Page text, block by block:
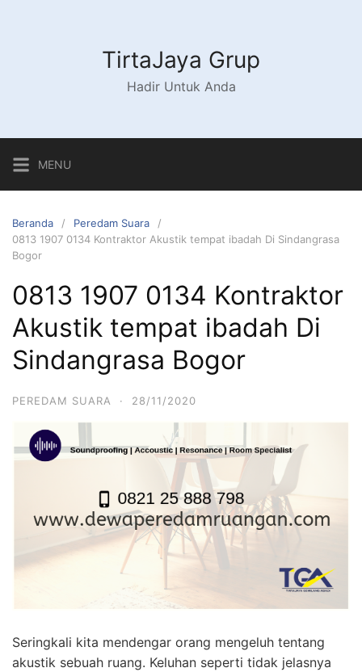
TirtaJaya Grup
Hadir Untuk Anda
MENU
Beranda
Peredam Suara
0813 1907 0134 Kontraktor Akustik tempat ibadah Di Sindangrasa
Bogor
0813 1907 0134 Kontraktor
Akustik tempat ibadah Di
Sindangrasa Bogor
PEREDAM SUARA · 28/11/2020
Seringkali kita mendengar orang mengeluh tentang
akustik sebuah ruang. Keluhan seperti tidak jelasnya